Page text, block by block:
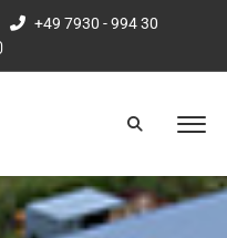
+49 7930 - 994 30